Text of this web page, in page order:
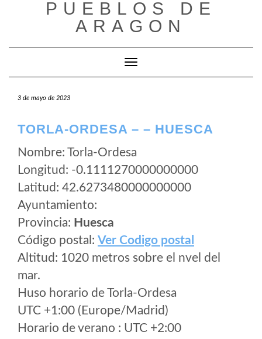
PUEBLOS DE
ARAGON
Cambiar modo de navegación
3 de mayo de 2023
TORLA-ORDESA – – HUESCA
Nombre: Torla-Ordesa
Longitud: -0.1111270000000000
Latitud: 42.6273480000000000
Ayuntamiento:
Provincia: Huesca
Código postal: Ver Codigo postal
Altitud: 1020 metros sobre el nvel del
mar.
Huso horario de Torla-Ordesa
UTC +1:00 (Europe/Madrid)
Horario de verano : UTC +2:00